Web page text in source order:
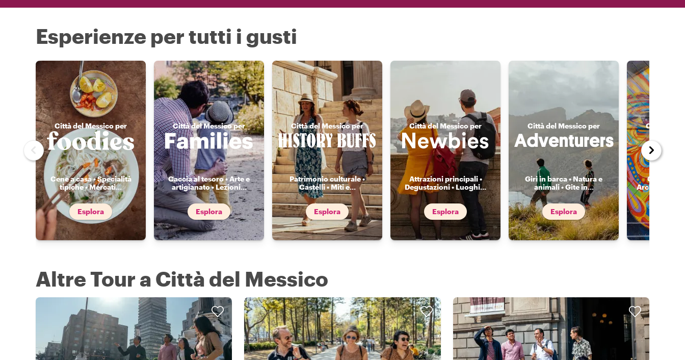
Esperienze per tutti i gusti
Città del Messico per
Cene a casa • Specialità
tipiche • Mercati...
Esplora
Città del Messico per
Caccia al tesoro • Arte e
artigianato • Lezioni...
Esplora
Città del Messico per
Patrimonio culturale •
Castelli • Miti e...
Esplora
Città del Messico per
Attrazioni principali •
Degustazioni • Luoghi...
Esplora
Città del Messico per
Giri in barca • Natura e
animali • Gite in...
Esplora
Città del
Gallerie •
Architettura
Altre Tour a Città del Messico